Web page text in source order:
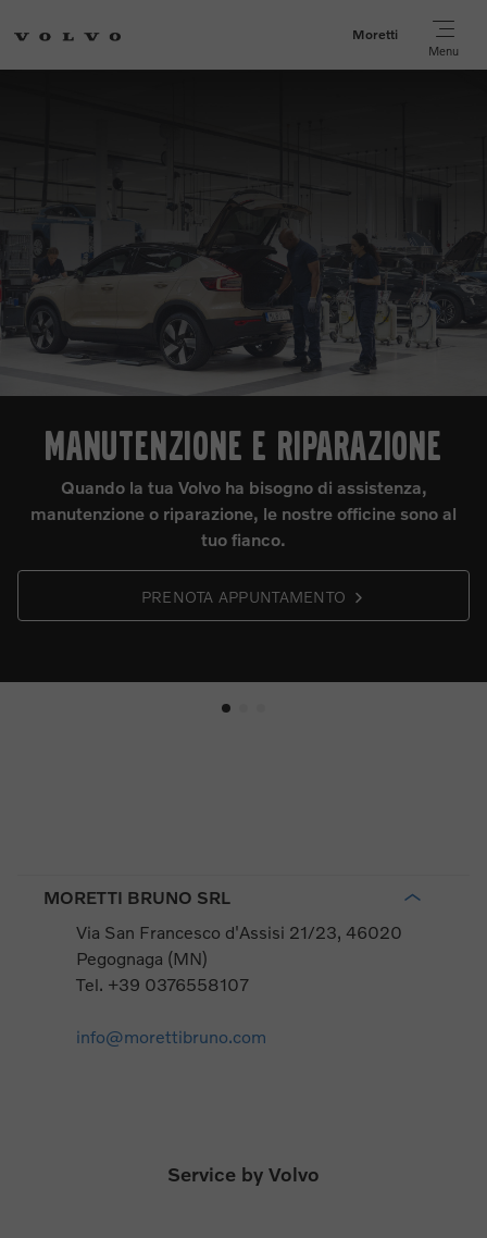
Moretti
Menu
MANUTENZIONE E RIPARAZIONE
Quando la tua Volvo ha bisogno di assistenza,
o riparazione, le nostre officine sono al
tuo fianco.
PRENOTA APPUNTAMENTO
MORETTI BRUNO SRL
Via San Francesco d'Assisi 21/23, 46020
Pegognaga (MN)
Tel. +39 0376558107
info@morettibruno.com
Service by Volvo